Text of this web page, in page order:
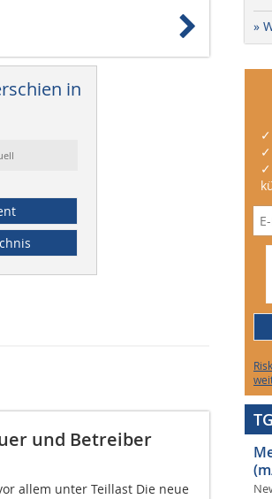
in
und Betreiber
allem unter Teillast Die neue
»